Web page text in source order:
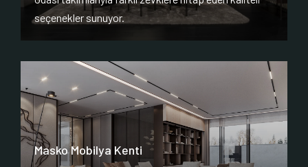
seçenekler sunuyor.
Masko Mobilya Kenti